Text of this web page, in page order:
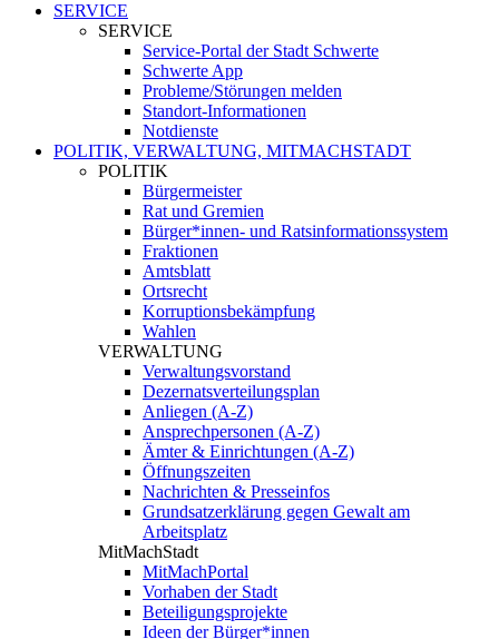
SERVICE
SERVICE
Service-Portal der Stadt Schwerte
Schwerte App
Probleme/Störungen melden
Standort-Informationen
Notdienste
POLITIK, VERWALTUNG, MITMACHSTADT
POLITIK
Bürgermeister
Rat und Gremien
Bürger*innen- und Ratsinformationssystem
Fraktionen
Amtsblatt
Ortsrecht
Korruptionsbekämpfung
Wahlen
VERWALTUNG
Verwaltungsvorstand
Dezernatsverteilungsplan
Anliegen (A-Z)
Ansprechpersonen (A-Z)
Ämter & Einrichtungen (A-Z)
Öffnungszeiten
Nachrichten & Presseinfos
Grundsatzerklärung gegen Gewalt am
Arbeitsplatz
MitMachStadt
MitMachPortal
Vorhaben der Stadt
Beteiligungsprojekte
Ideen der Bürger*innen